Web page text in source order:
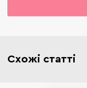
Схожі статті